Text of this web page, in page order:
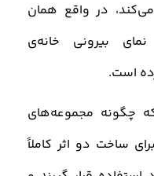
در واقع همان
بیرونی خانه‌ی
است.
چگونه مجموعه‌های
ساخت دو اثر کاملاً